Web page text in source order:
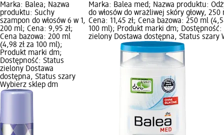
Marka: Balea; Nazwa
produktu: Suchy
szampon do włosów 6 w 1,
200 ml; Cena: 9,95 zł;
Cena bazowa: 200 ml
(4,98 zł za 100 ml);
Produkt marki dm;
Dostępność: Status
zielony Dostawa
dostępna, Status szary
Wybierz sklep dm
Marka: Balea med; Nazwa produktu:
do włosów do wrażliwej skóry głowy, 250
Cena: 11,45 zł; Cena bazowa: 250 ml
100 ml); Produkt marki dm; Dostępność:
zielony Dostawa dostępna, Status szary